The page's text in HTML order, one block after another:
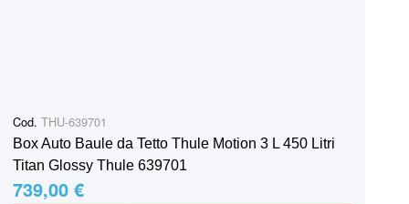
Cod. THU-639701
Box Auto Baule da Tetto Thule Motion 3 L 450 Litri
Titan Glossy Thule 639701
739,00 €